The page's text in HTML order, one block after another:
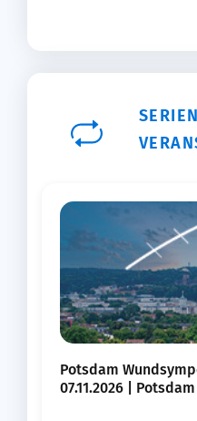
SERIEN
Potsdam
07.11.2026 | Potsdam